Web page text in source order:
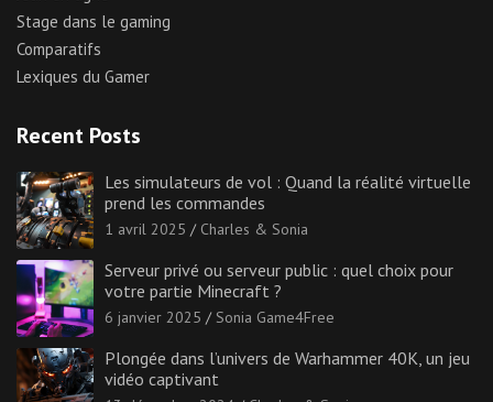
Stage dans le gaming
Comparatifs
Lexiques du Gamer
Recent Posts
Les simulateurs de vol : Quand la réalité virtuelle
prend les commandes
1 avril 2025 Charles & Sonia
Serveur privé ou serveur public : quel choix pour
votre partie Minecraft ?
6 janvier 2025 Sonia Game4Free
Plongée dans l’univers de Warhammer 40K, un jeu
vidéo captivant